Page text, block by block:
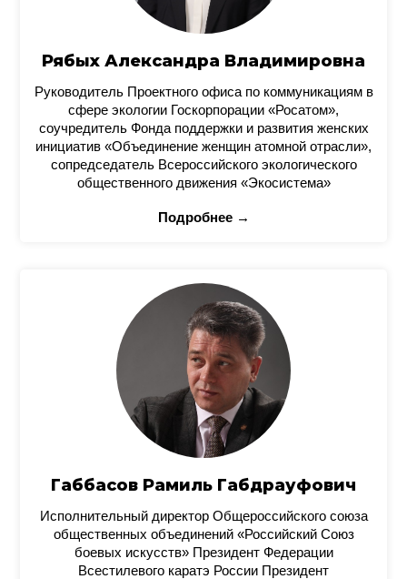
Рябых Александра Владимировна
Руководитель Проектного офиса по коммуникациям в
сфере экологии Госкорпорации «Росатом»,
соучредитель Фонда поддержки и развития женских
инициатив «Объединение женщин атомной отрасли»,
сопредседатель Всероссийского экологического
общественного движения «Экосистема»
Подробнее →
Габбасов Рамиль Габдрауфович
Исполнительный директор Общероссийского союза
общественных объединений «Российский Союз
боевых искусств» Президент Федерации
Всестилевого каратэ России Президент